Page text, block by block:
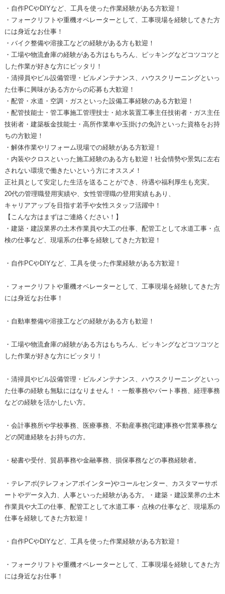
・自作PCやDIYなど、工具を使った作業経験がある方歓迎！
・フォークリフトや重機オペレーターとして、工事現場を経験してきた方
には身近なお仕事！
・バイク整備や溶接工などの経験がある方も歓迎！
・工場や物流倉庫の経験がある方はもちろん、ピッキングなどコツコツと
した作業が好きな方にピッタリ！
・清掃員やビル設備管理・ビルメンテナンス、ハウスクリーニングといっ
た仕事に興味がある方からの応募も大歓迎！
・配管・水道・空調・ガスといった設備工事経験のある方歓迎！
・配管技能士・管工事施工管理技士・給水装置工事主任技術者・ガス主任
技術者・建築板金技能士・高所作業車や玉掛けの免許といった資格をお持
ちの方歓迎！
・解体作業やリフォーム現場での経験がある方歓迎！
・内装やクロスといった施工経験のある方も歓迎！社会情勢や景気に左右
されない環境で働きたいという方にオススメ！
正社員として安定した生活を送ることができ、待遇や福利厚生も充実。
20代の管理職登用実績や、女性管理職の登用実績もあり、
キャリアアップを目指す若手や女性スタッフ活躍中！
【こんな方はまずはご連絡ください！】
・建築・建設業界の土木作業員や大工の仕事、配管工として水道工事・点
検の仕事など、現場系の仕事を経験してきた方歓迎！
・自作PCやDIYなど、工具を使った作業経験がある方歓迎！
・フォークリフトや重機オペレーターとして、工事現場を経験してきた方
には身近なお仕事！
・自動車整備や溶接工などの経験がある方も歓迎！
・工場や物流倉庫の経験がある方はもちろん、ピッキングなどコツコツと
した作業が好きな方にピッタリ！
・清掃員やビル設備管理・ビルメンテナンス、ハウスクリーニングといっ
た仕事の経験も無駄にはなりません！・一般事務やパート事務、経理事務
などの経験を活かしたい方。
・会計事務所や学校事務、医療事務、不動産事務(宅建)事務や営業事務な
どの関連経験をお持ちの方。
・秘書や受付、貿易事務や金融事務、損保事務などの事務経験者。
・テレアポ(テレフォンアポインター)やコールセンター、カスタマーサポ
ートやデータ入力、人事といった経験がある方。・建築・建設業界の土木
作業員や大工の仕事、配管工として水道工事・点検の仕事など、現場系の
仕事を経験してきた方歓迎！
・自作PCやDIYなど、工具を使った作業経験がある方歓迎！
・フォークリフトや重機オペレーターとして、工事現場を経験してきた方
には身近なお仕事！